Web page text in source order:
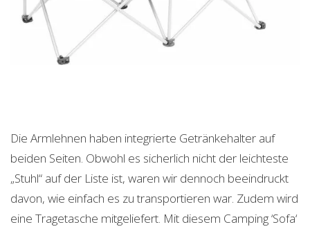
Die Armlehnen haben integrierte Getränkehalter auf
beiden Seiten. Obwohl es sicherlich nicht der leichteste
„Stuhl“ auf der Liste ist, waren wir dennoch beeindruckt
davon, wie einfach es zu transportieren war. Zudem wird
eine Tragetasche mitgeliefert. Mit diesem Camping ‘Sofa‘